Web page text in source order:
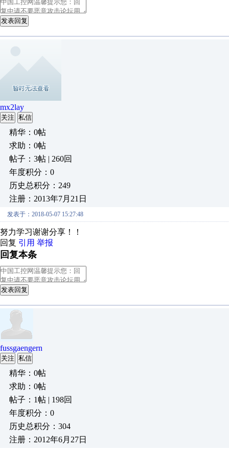
发表回复
mx2lay
关注 私信
精华：0帖
求助：0帖
帖子：3帖 | 260回
年度积分：0
历史总积分：249
注册：2013年7月21日
发表于：2018-05-07 15:27:48
努力学习谢谢分享！！
回复 引用 举报
回复本条
发表回复
fussgaengern
关注 私信
精华：0帖
求助：0帖
帖子：1帖 | 198回
年度积分：0
历史总积分：304
注册：2012年6月27日